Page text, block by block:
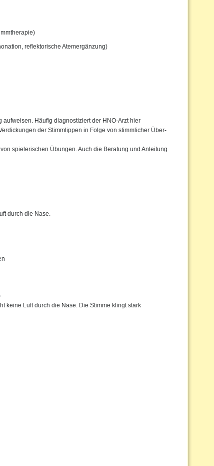
reflektorische Atemergänzung)
Häufig diagnostiziert der HNO-Arzt hier
der Stimmlippen in Folge von stimmlicher Über-
spielerischen Übungen. Auch die Beratung und Anleitung
durch die Nase.
keine Luft durch die Nase. Die Stimme klingt stark